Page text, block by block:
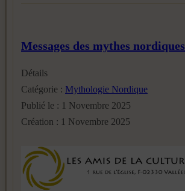
Messages des mythes nordiques
Détails
Catégorie : Mythologie Nordique
Publié le : 1 Novembre 2025
Création : 1 Novembre 2025